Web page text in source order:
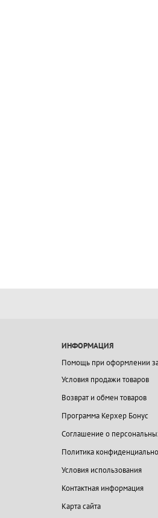
ИНФОРМАЦИЯ
Помощь при оформлении
Условия продажи товаров
Возврат и обмен товаров
Программа Керхер Бонус
Соглашение о
Политика
Условия использования
Контактная информация
Карта сайта